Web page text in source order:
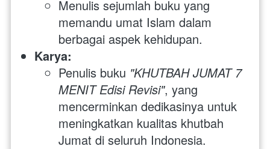
Menulis sejumlah buku yang
memandu umat Islam dalam
berbagai aspek kehidupan.
Karya:
Penulis buku "KHUTBAH JUMAT 7
MENIT Edisi Revisi", yang
mencerminkan dedikasinya untuk
meningkatkan kualitas khutbah
Jumat di seluruh Indonesia.